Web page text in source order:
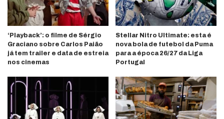
‘Playback’: o filme de Sérgio
Graciano sobre Carlos Paião
já tem trailer e data de estreia
nos cinemas
Stellar Nitro Ultimate: esta é
nova bola de futebol da Puma
para a época 26/27 da Liga
Portugal